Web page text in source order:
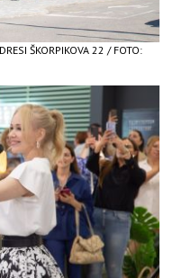
ŠKORPIKOVA 22 / FOTO: